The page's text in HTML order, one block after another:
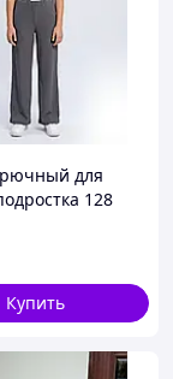
для
128
Купить